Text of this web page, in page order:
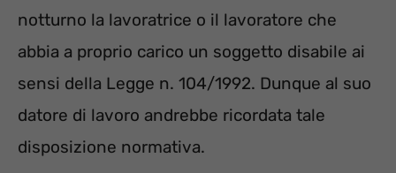
notturno la lavoratrice o il lavoratore che
abbia a proprio carico un soggetto disabile ai
sensi della Legge n. 104/1992. Dunque al suo
datore di lavoro andrebbe ricordata tale
disposizione normativa.